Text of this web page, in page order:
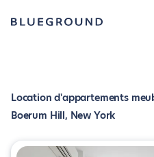
Location d'appartements
Boerum Hill, New York